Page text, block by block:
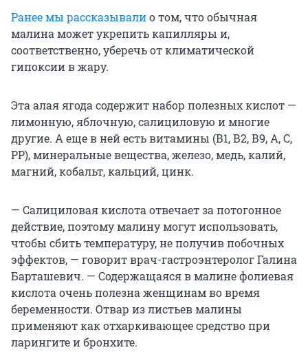
Ранее мы рассказывалио том, что обычная
малина может укрепить капилляры и,
соответственно, уберечь от климатической
гипоксии в жару.
Эта алая ягода содержит набор полезных кислот —
лимонную, яблочную, салициловую и многие
другие. А еще в ней есть витамины (В1, В2, В9, А, С,
РР), минеральные вещества, железо, медь, калий,
магний, кобальт, кальций, цинк.
— Салициловая кислота отвечает за потогонное
действие, поэтому малину могут использовать,
чтобы сбить температуру, не получив побочных
эффектов, — говорит врач-гастроэнтеролог Галина
Барташевич. — Содержащаяся в малине фолиевая
кислота очень полезна женщинам во время
беременности. Отвар из листьев малины
применяют как отхаркивающее средство при
ларингите и бронхите.